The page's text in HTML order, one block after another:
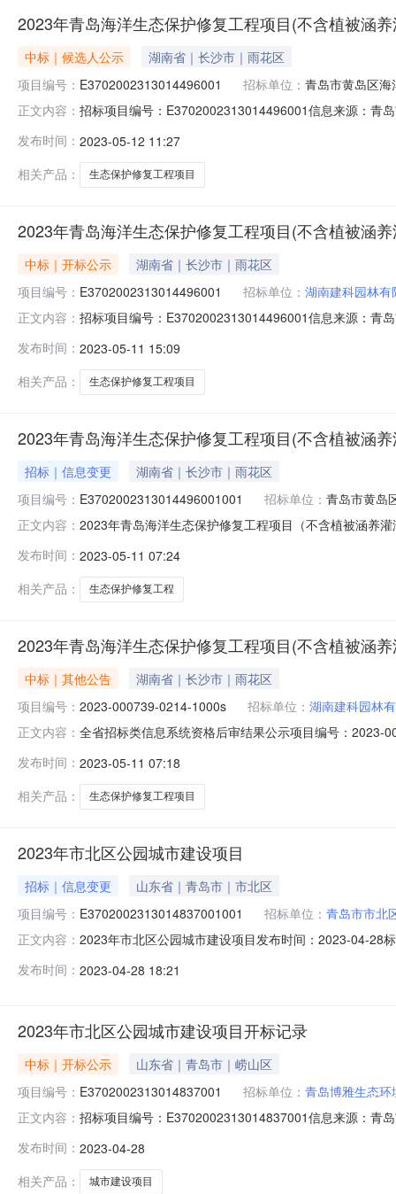
2023年青岛海洋生态保护修复工程项目(不含植被涵
中标｜候选人公示
湖南省｜长沙市｜雨花区
项目编号： E3702002313014496001 招标单位： 青岛市黄岛区海
正文内容： 招标项目编号：E3702002313014496001信息来源：青
式：公开项目名称：2023年青岛海洋生态保护修复工程
发布时间： 2023-05-12 11:27
相关产品：
生态保护修复工程项目
2023年青岛海洋生态保护修复工程项目(不含植被涵
中标｜开标公示
湖南省｜长沙市｜雨花区
项目编号： E3702002313014496001 招标单位： 湖南建科园林有
正文内容： 招标项目编号：E3702002313014496001信息来源：青
时间2023-05-1009:00开标记录内容投标人名称:湖南建
发布时间： 2023-05-11 15:09
相关产品：
生态保护修复工程项目
2023年青岛海洋生态保护修复工程项目(不含植被涵
招标｜信息变更
湖南省｜长沙市｜雨花区
项目编号： E3702002313014496001001 招标单位： 青岛市黄岛
正文内容： 2023年青岛海洋生态保护修复工程项目（不含植被涵养
局联系人：郭加武联系电话：0532-88182501招标单位
发布时间： 2023-05-11 07:24
相关产品：
生态保护修复工程
2023年青岛海洋生态保护修复工程项目(不含植被涵
中标｜其他公告
湖南省｜长沙市｜雨花区
项目编号： 2023-000739-0214-1000s 招标单位： 湖南建科园林
正文内容： 全省招标类信息系统资格后审结果公示项目编号：2023-
话：15066852266开标时间：2023/5/109:00:00开标地
发布时间： 2023-05-11 07:18
相关产品：
生态保护修复工程项目
2023年市北区公园城市建设项目
招标｜信息变更
山东省｜青岛市｜市北区
项目编号： E3702002313014837001001 招标单位： 青岛市市北
正文内容： 2023年市北区公园城市建设项目发布时间：2023-04-28
81631026招标代理单位：青岛招采项目管理有限公司联
发布时间： 2023-04-28 18:21
2023年市北区公园城市建设项目开标记录
中标｜开标公示
山东省｜青岛市｜崂山区
项目编号： E3702002313014837001 招标单位： 青岛博雅生态
正文内容： 招标项目编号：E3702002313014837001信息来源：青
博雅生态环境工程有限公司,报价:10046890.1200,工期
发布时间： 2023-04-28
相关产品：
城市建设项目